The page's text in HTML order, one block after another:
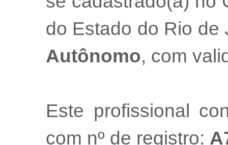
do Estado do Rio
Autônomo, com
Este profissional
com nº de registro: